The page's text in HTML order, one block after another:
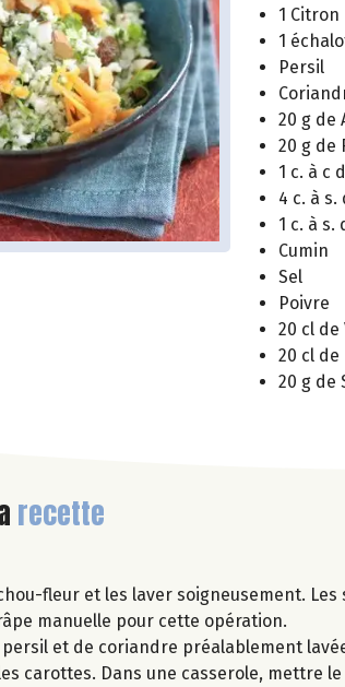
1 Citron
1
Persil
20 g de
20 g de
1 c. à c
4 c. à
1 c. à s.
Cumin
Sel
Poivre
20 cl
20 cl de
20 g de
recette
fleur et les laver soigneusement.
manuelle pour cette opération.
et de coriandre préalablement
carottes. Dans une casserole, mettre